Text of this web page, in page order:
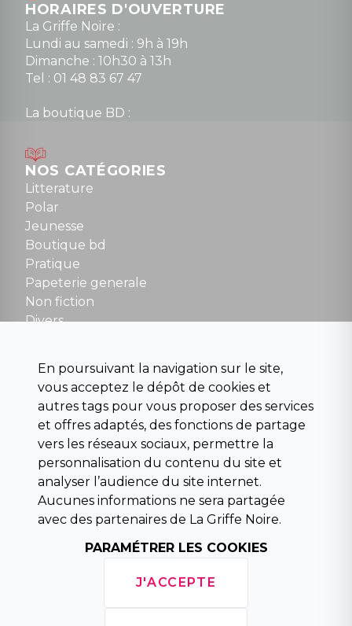
HORAIRES D'OUVERTURE
La Griffe Noire :
Lundi au samedi : 9h à 19h
Dimanche : 10h30 à 13h
Tel : 01 48 83 67 47
La boutique BD :
Mardi au samedi : 10h à 13h / 14h à 19h
Dimanche : 10h30 à 12h30
Tel : 01 48 89 13 88
Fermé le dimanche en Juillet et Août
NOUS CONTACTER
contact@la-griffe-noire.com
NOS CATÉGORIES
Litterature
Polar
Jeunesse
Boutique bd
Pratique
Papeterie generale
Non fiction
Divers
Para scolaire
Histoire
Pochoteque
Pleiade
INFORMATIONS
Droit de rétractation
Conditions générales de vente
Mentions légales
Horaires d'ouverture
En poursuivant la navigation sur le site,
vous acceptez le dépôt de cookies et
autres tags pour vous proposer des services
et offres adaptés, des fonctions de partage
vers les réseaux sociaux, permettre la
personnalisation du contenu du site et
analyser l’audience du site internet.
Aucunes informations ne sera partagée
avec des partenaires de La Griffe Noire.
PARAMÉTRER LES COOKIES
J'ACCEPTE